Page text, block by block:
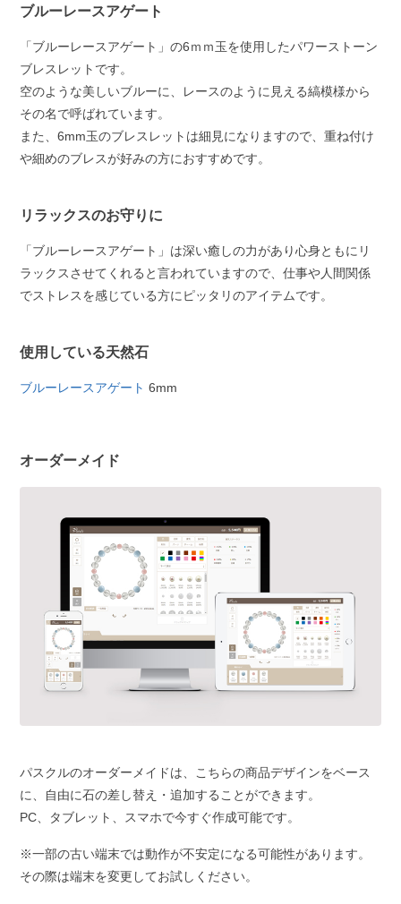
ブルーレースアゲート
「ブルーレースアゲート」の6ｍｍ玉を使用したパワーストーン
ブレスレットです。
空のような美しいブルーに、レースのように見える縞模様から
その名で呼ばれています。
また、6mm玉のブレスレットは細見になりますので、重ね付け
や細めのブレスが好みの方におすすめです。
リラックスのお守りに
「ブルーレースアゲート」は深い癒しの力があり心身ともにリ
ラックスさせてくれると言われていますので、仕事や人間関係
でストレスを感じている方にピッタリのアイテムです。
使用している天然石
ブルーレースアゲート 6mm
オーダーメイド
パスクルのオーダーメイドは、こちらの商品デザインをベース
に、自由に石の差し替え・追加することができます。
PC、タブレット、スマホで今すぐ作成可能です。
※一部の古い端末では動作が不安定になる可能性があります。
その際は端末を変更してお試しください。